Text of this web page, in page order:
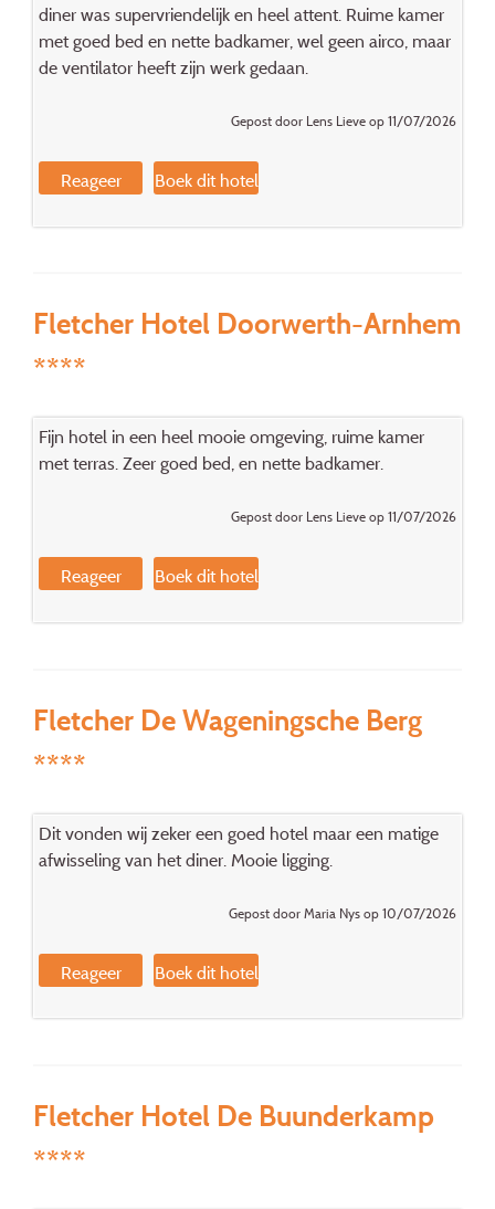
diner was supervriendelijk en heel attent. Ruime kamer
met goed bed en nette badkamer, wel geen airco, maar
de ventilator heeft zijn werk gedaan.
Gepost door Lens Lieve op 11/07/2026
Reageer Boek dit hotel
Fletcher Hotel Doorwerth-Arnhem
****
Fijn hotel in een heel mooie omgeving, ruime kamer
met terras. Zeer goed bed, en nette badkamer.
Gepost door Lens Lieve op 11/07/2026
Reageer Boek dit hotel
Fletcher De Wageningsche Berg
****
Dit vonden wij zeker een goed hotel maar een matige
afwisseling van het diner. Mooie ligging.
Gepost door Maria Nys op 10/07/2026
Reageer Boek dit hotel
Fletcher Hotel De Buunderkamp
****